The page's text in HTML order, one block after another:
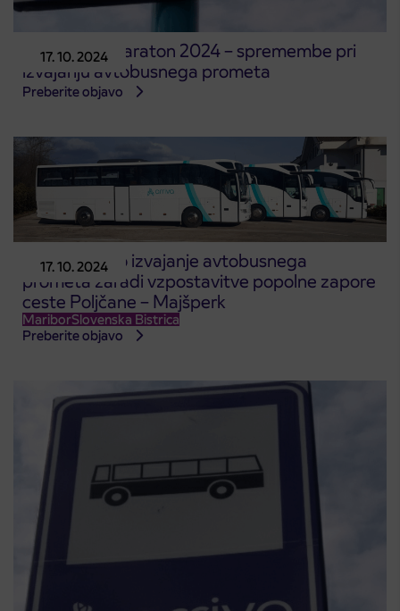
17. 10. 2024
Ljubljanski maraton 2024 – spremembe pri
izvajanju avtobusnega prometa
Preberite objavo
17. 10. 2024
Spremenjeno izvajanje avtobusnega
prometa zaradi vzpostavitve popolne zapore
ceste Poljčane – Majšperk
MariborSlovenska Bistrica
Preberite objavo